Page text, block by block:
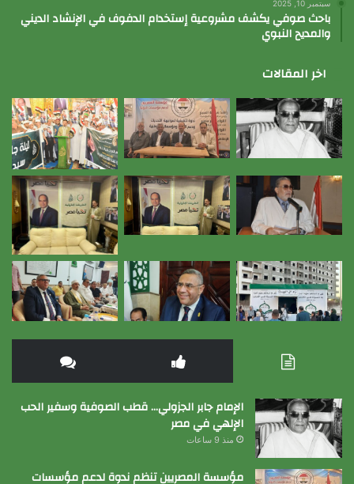
سبتمبر 10, 2025
باحث صوفي يكشف مشروعية إستخدام الدفوف في الإنشاد الديني
والمديح النبوي
اخر المقالات
الإمام جابر الجزولي… قطب الصوفية وسفير الحب
الإلهي في مصر
منذ 9 ساعات
مؤسسة المصريين تنظم ندوة لدعم مؤسسات